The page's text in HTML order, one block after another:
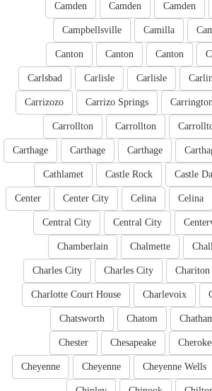
Camden
Camden
Camden
Camilla
Campbellsville
Canton
Canton
Canton
Carlisle
Carlisle
Carlsbad
Carrizo Springs
Carrizozo
Carrollton
Carrollton
Carthage
Carthage
Carthage
Castle
Castle Rock
Cathlamet
Celina
Celina
Center City
Center
Central City
Central City
Chalmette
Chamberlain
Chariton
Charles City
Charles City
Charlevoix
Charlotte Court House
Chatom
Chatsworth
Chesapeake
Chester
Cheyenne Wells
Cheyenne
Cheyenne